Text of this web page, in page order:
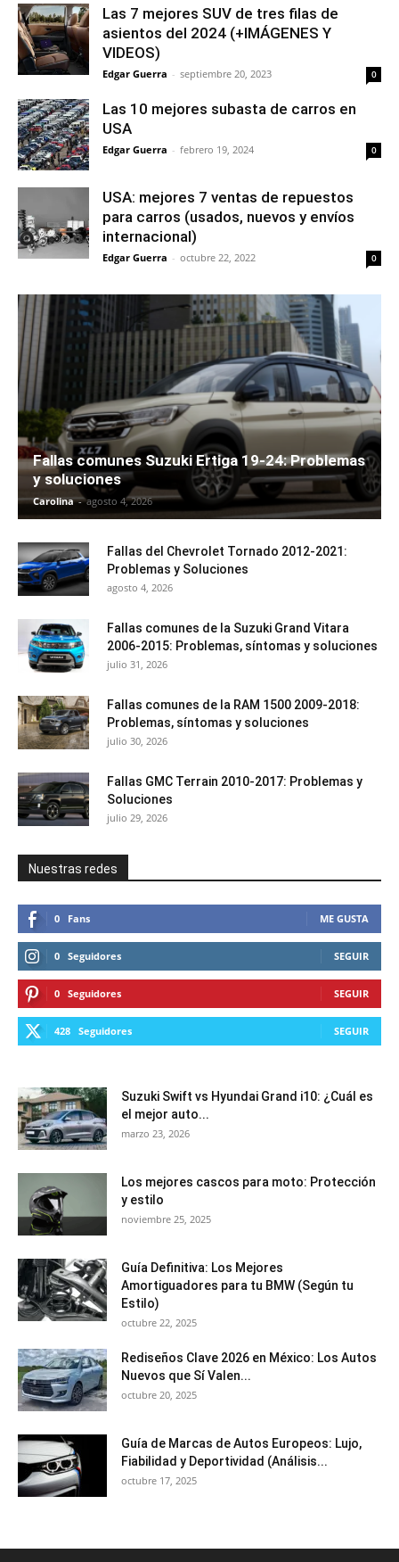
Las 7 mejores SUV de tres filas de
asientos del 2024 (+IMÁGENES Y
VIDEOS)
Edgar Guerra - septiembre 20, 2023 0
Las 10 mejores subasta de carros en
USA
Edgar Guerra - febrero 19, 2024 0
USA: mejores 7 ventas de repuestos
para carros (usados, nuevos y envíos
internacional)
Edgar Guerra - octubre 22, 2022 0
Fallas comunes Suzuki Ertiga 19-24: Problemas
y soluciones
Carolina - agosto 4, 2026
Fallas del Chevrolet Tornado 2012-2021:
Problemas y Soluciones
agosto 4, 2026
Fallas comunes de la Suzuki Grand Vitara
2006-2015: Problemas, síntomas y soluciones
julio 31, 2026
Fallas comunes de la RAM 1500 2009-2018:
Problemas, síntomas y soluciones
julio 30, 2026
Fallas GMC Terrain 2010-2017: Problemas y
Soluciones
julio 29, 2026
Nuestras redes
0 Fans ME GUSTA
0 Seguidores SEGUIR
0 Seguidores SEGUIR
428 Seguidores SEGUIR
Suzuki Swift vs Hyundai Grand i10: ¿Cuál es
el mejor auto...
marzo 23, 2026
Los mejores cascos para moto: Protección
y estilo
noviembre 25, 2025
Guía Definitiva: Los Mejores
Amortiguadores para tu BMW (Según tu
Estilo)
octubre 22, 2025
Rediseños Clave 2026 en México: Los Autos
Nuevos que Sí Valen...
octubre 20, 2025
Guía de Marcas de Autos Europeos: Lujo,
Fiabilidad y Deportividad (Análisis...
octubre 17, 2025